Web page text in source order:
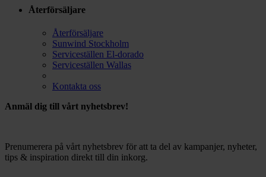
Återförsäljare
Återförsäljare
Sunwind Stockholm
Serviceställen El-dorado
Serviceställen Wallas
Kontakta oss
Anmäl dig till vårt nyhetsbrev!
Prenumerera på vårt nyhetsbrev för att ta del av kampanjer, nyheter,
tips & inspiration direkt till din inkorg.